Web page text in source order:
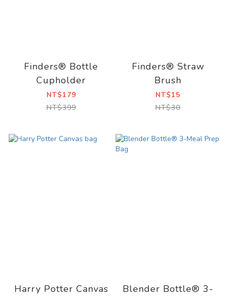
Finders® Bottle
Cupholder
NT$179
NT$399
Finders® Straw
Brush
NT$15
NT$30
Harry Potter Canvas
Blender Bottle® 3-